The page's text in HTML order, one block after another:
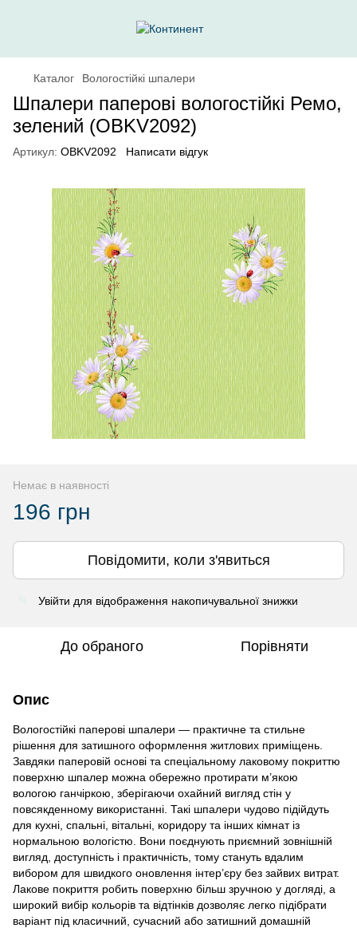
Каталог Вологостійкі шпалери
Шпалери паперові вологостійкі Ремо,
зелений (OBKV2092)
Артикул: OBKV2092 Написати відгук
Немає в наявності
196 грн
Повідомити, коли з'явиться
Увійти для відображення накопичувальної знижки
До обраного Порівняти
Опис
Вологостійкі паперові шпалери — практичне та стильне
рішення для затишного оформлення житлових приміщень.
Завдяки паперовій основі та спеціальному лаковому покриттю
поверхню шпалер можна обережно протирати м’якою
вологою ганчіркою, зберігаючи охайний вигляд стін у
повсякденному використанні. Такі шпалери чудово підійдуть
для кухні, спальні, вітальні, коридору та інших кімнат із
нормальною вологістю. Вони поєднують приємний зовнішній
вигляд, доступність і практичність, тому стануть вдалим
вибором для швидкого оновлення інтер’єру без зайвих витрат.
Лакове покриття робить поверхню більш зручною у догляді, а
широкий вибір кольорів та відтінків дозволяє легко підібрати
варіант під класичний, сучасний або затишний домашній